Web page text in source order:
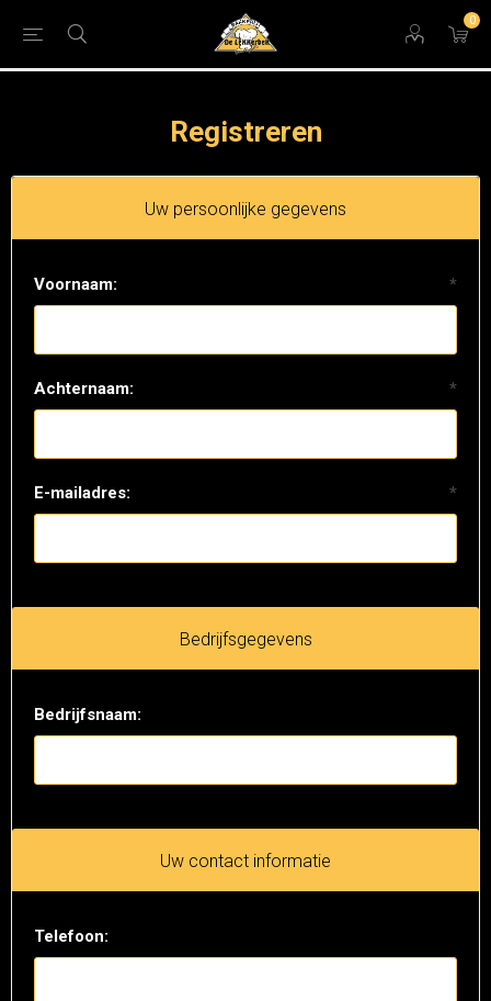
0
Registreren
Uw persoonlijke gegevens
Voornaam: *
Achternaam: *
E-mailadres: *
Bedrijfsgegevens
Bedrijfsnaam:
Uw contact informatie
Telefoon: